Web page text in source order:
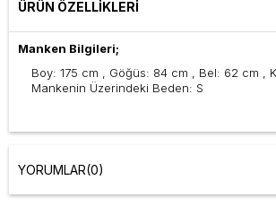
ÜRÜN ÖZELLIKLERI
Manken Bilgileri;
Boy: 175 cm , Göğüs: 84 cm , Bel: 62 cm ,
Mankenin Üzerindeki Beden: S
YORUMLAR(0)